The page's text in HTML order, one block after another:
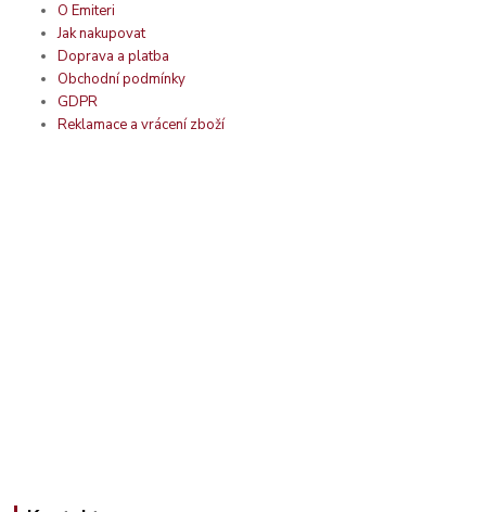
O Emiteri
Jak nakupovat
Doprava a platba
Obchodní podmínky
GDPR
Reklamace a vrácení zboží